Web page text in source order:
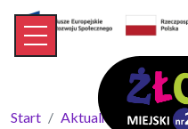
Start
Aktualności